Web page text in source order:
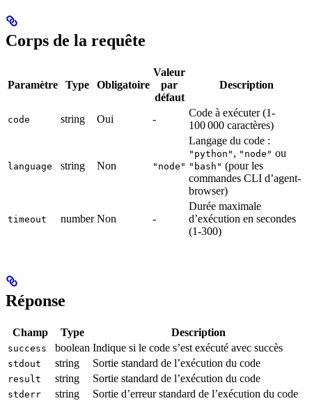
Corps de la requête
Paramètre Type Obligatoire
Valeur
par
défaut
Description
code string Oui -
Code à exécuter (1-
100 000 caractères)
language string Non "node"
Langage du code :
"python" , "node" ou
"bash" (pour les
commandes CLI d’agent-
browser)
timeout number Non -
Durée maximale
d’exécution en secondes
(1-300)
Réponse
Champ Type Description
success boolean Indique si le code s’est exécuté avec succès
stdout string Sortie standard de l’exécution du code
result string Sortie standard de l’exécution du code
stderr string Sortie d’erreur standard de l’exécution du code